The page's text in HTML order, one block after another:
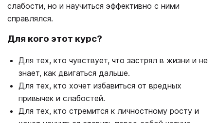
слабости, но и научиться эффективно с ними
справлялся.
Для кого этот курс?
Для тех, кто чувствует, что застрял в жизни и не
знает, как двигаться дальше.
Для тех, кто хочет избавиться от вредных
привычек и слабостей.
Для тех, кто стремится к личностному росту и